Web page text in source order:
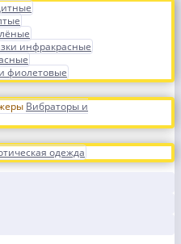
инфракрасные
фиолетовые
Вибраторы и
одежда